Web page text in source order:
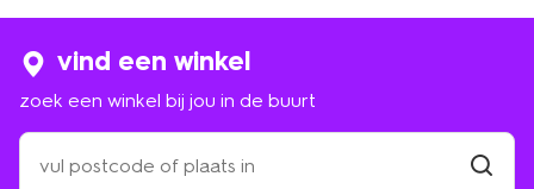
het voor langere tijd vast. En dat allemaal met het
tijdens de zwaardere dagen die tot wel 20 ml
absorberen. En voor tijdens de lichtere dagen, die tot 15
ml opnemen. Na gebruik spoel je de slip uit en gaat ‘ie
met de rest van de was mee in de wasmachine. Je kunt
de menstruatiebroekjes dus keer op keer opnieuw
vind een winkel
zoek een winkel bij jou in de buurt
zoek
een